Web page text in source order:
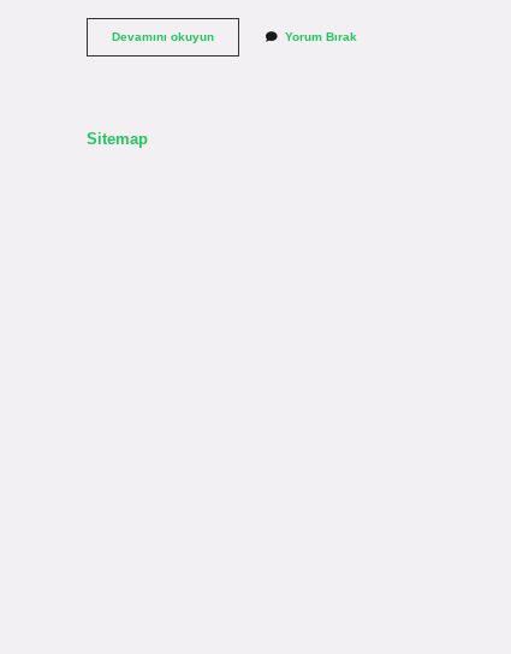
Devamını okuyunYarma
Neye
Yorum Bırak
Sitemap